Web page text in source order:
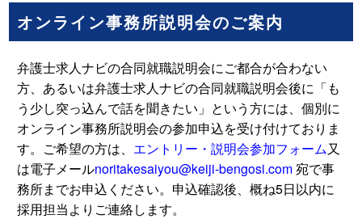
オンライン事務所説明会のご案内
弁護士求人ナビの合同就職説明会にご都合が合わない
方、あるいは弁護士求人ナビの合同就職説明会後に「も
う少し突っ込んで話を聞きたい」という方には、個別に
オンライン事務所説明会の参加申込を受け付けておりま
す。ご希望の方は、 エントリー・説明会参加フォーム又
は電子メールnoritakesaiyou@keiji-bengosi.com宛で事
務所までお申込ください。申込確認後、概ね5日以内に
採用担当よりご連絡します。